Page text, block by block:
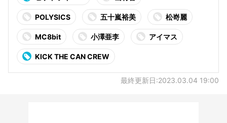
POLYSICS 五十嵐裕美 松嵜麗
MC8bit 小澤亜李 アイマス
KICK THE CAN CREW
最終更新日:2023.03.04 19:00